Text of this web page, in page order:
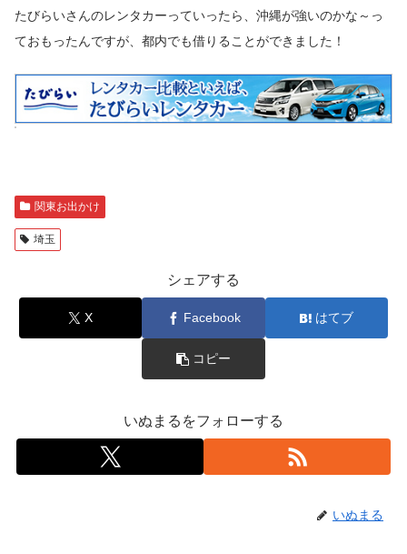
たびらいさんのレンタカーっていったら、沖縄が強いのかな～っ
ておもったんですが、都内でも借りることができました！
関東お出かけ
埼玉
シェアする
X Facebook はてブ
コピー
いぬまるをフォローする
いぬまる